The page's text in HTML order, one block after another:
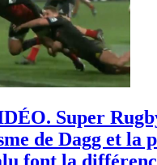
Super
de Dagg et la